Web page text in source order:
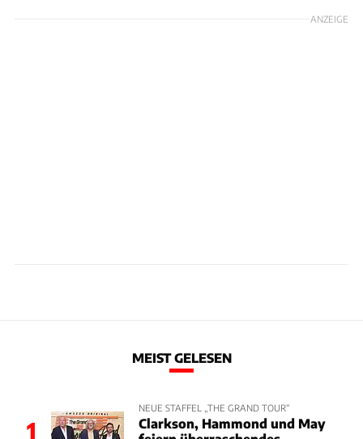
ANZEIGE
MEIST GELESEN
1
NEUE STAFFEL „THE GRAND TOUR“
Clarkson, Hammond und May